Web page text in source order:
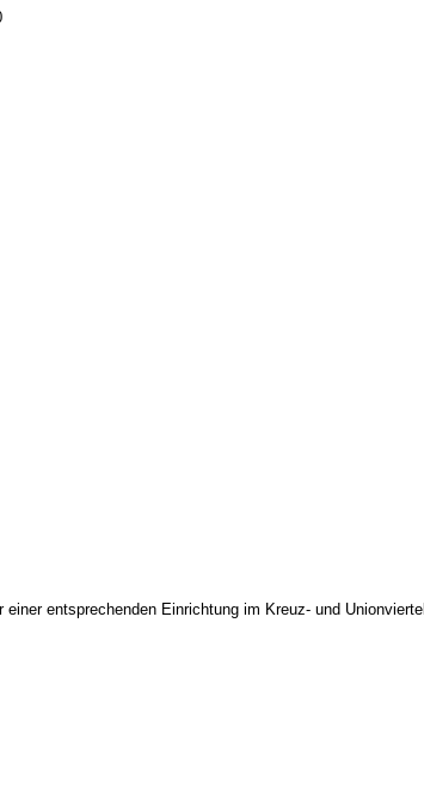
entsprechenden Einrichtung im Kreuz- und Unionviertel